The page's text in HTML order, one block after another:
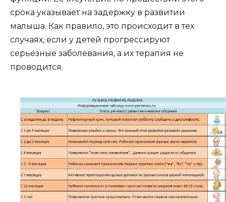
срока указывает на задержку в развитии
малыша. Как правило, это происходит в тех
случаях, если у детей прогрессируют
серьезные заболевания, а их терапия не
проводится.